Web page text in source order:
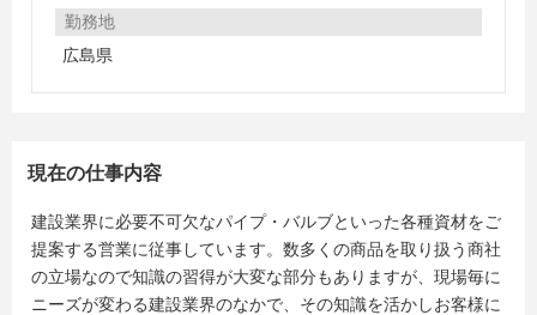
勤務地
広島県
現在の仕事内容
建設業界に必要不可欠なパイプ・バルブといった各種資材をご
提案する営業に従事しています。数多くの商品を取り扱う商社
の立場なので知識の習得が大変な部分もありますが、現場毎に
ニーズが変わる建設業界のなかで、その知識を活かしお客様に